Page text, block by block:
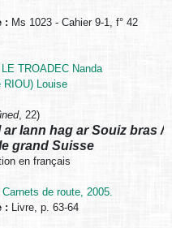
: Ms 1023 - Cahier 9-1, f° 42
LE TROADEC Nanda
RIOU) Louise
, 22)
Iann hag ar Souiz bras /
grand Suisse
en français
de route, 2005.
: Livre, p. 63-64